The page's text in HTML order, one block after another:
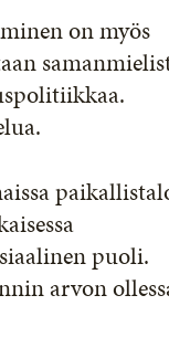
on myös
puoli.
arvon